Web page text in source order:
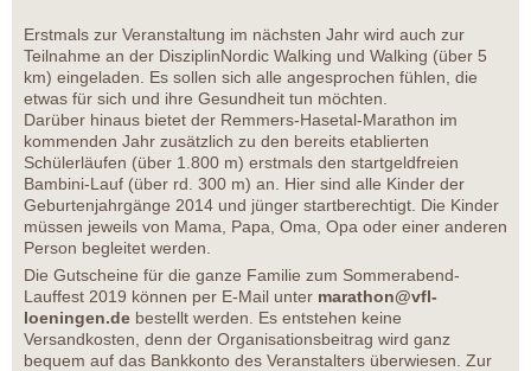
Erstmals zur Veranstaltung im nächsten Jahr wird auch zur
Teilnahme an der DisziplinNordic Walking und Walking (über 5
km) eingeladen. Es sollen sich alle angesprochen fühlen, die
etwas für sich und ihre Gesundheit tun möchten.
Darüber hinaus bietet der Remmers-Hasetal-Marathon im
kommenden Jahr zusätzlich zu den bereits etablierten
Schülerläufen (über 1.800 m) erstmals den startgeldfreien
Bambini-Lauf (über rd. 300 m) an. Hier sind alle Kinder der
Geburtenjahrgänge 2014 und jünger startberechtigt. Die Kinder
müssen jeweils von Mama, Papa, Oma, Opa oder einer anderen
Person begleitet werden.
Die Gutscheine für die ganze Familie zum Sommerabend-
Lauffest 2019 können per E-Mail unter marathon@vfl-
loeningen.de bestellt werden. Es entstehen keine
Versandkosten, denn der Organisationsbeitrag wird ganz
bequem auf das Bankkonto des Veranstalters überwiesen. Zur